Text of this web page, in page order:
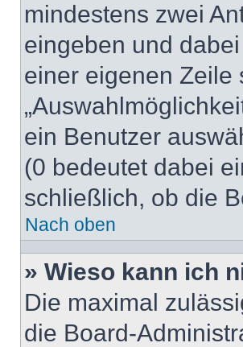
mindestens zwei
eingeben und
einer eigenen Zeile
ein Benutzer
(0 bedeutet dabei
schließlich, ob die
Nach oben
» Wieso kann ich
Die maximal
die Board-